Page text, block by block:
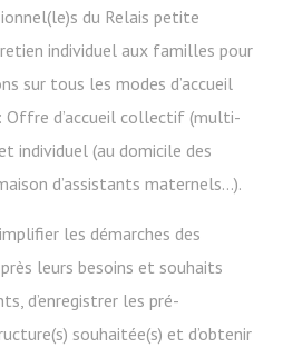
du Relais petite
individuel aux familles pour
sur tous les modes d’accueil
d’accueil collectif (multi-
individuel (au domicile des
d’assistants maternels…).
les démarches des
leurs besoins et souhaits
d’enregistrer les pré-
souhaitée(s) et d’obtenir